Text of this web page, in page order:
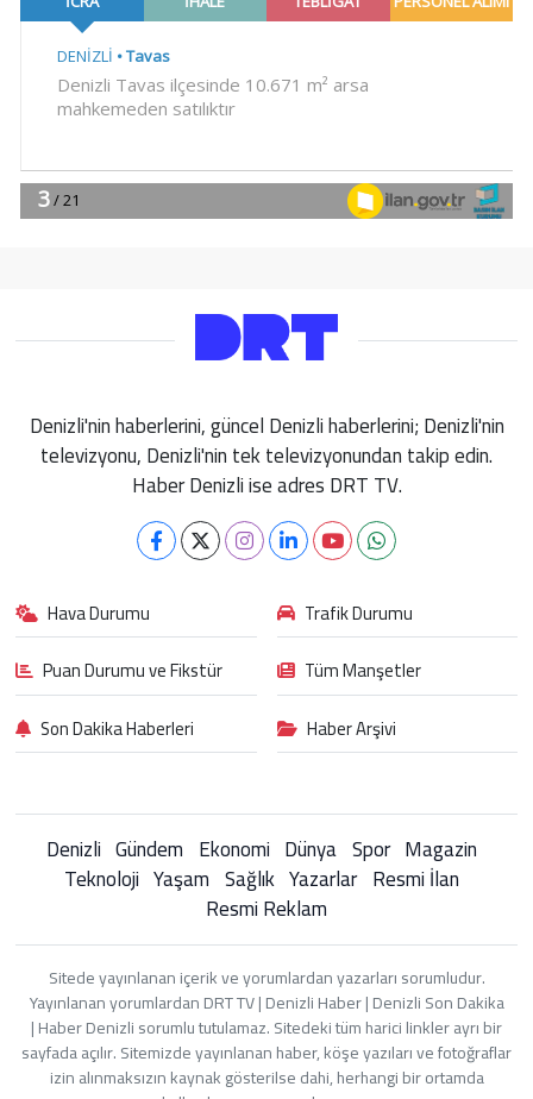
Denizli'nin haberlerini, güncel Denizli haberlerini; Denizli'nin
televizyonu, Denizli'nin tek televizyonundan takip edin.
Haber Denizli ise adres DRT TV.
Hava Durumu
Trafik Durumu
Puan Durumu ve Fikstür
Tüm Manşetler
Son Dakika Haberleri
Haber Arşivi
Denizli Gündem Ekonomi Dünya Spor Magazin
Teknoloji Yaşam Sağlık Yazarlar Resmi İlan
Resmi Reklam
Sitede yayınlanan içerik ve yorumlardan yazarları sorumludur.
Yayınlanan yorumlardan DRT TV | Denizli Haber | Denizli Son Dakika
| Haber Denizli sorumlu tutulamaz. Sitedeki tüm harici linkler ayrı bir
sayfada açılır. Sitemizde yayınlanan haber, köşe yazıları ve fotoğraflar
izin alınmaksızın kaynak gösterilse dahi, herhangi bir ortamda